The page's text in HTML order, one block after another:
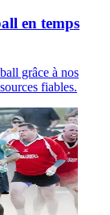
en temps
grâce à nos
fiables.